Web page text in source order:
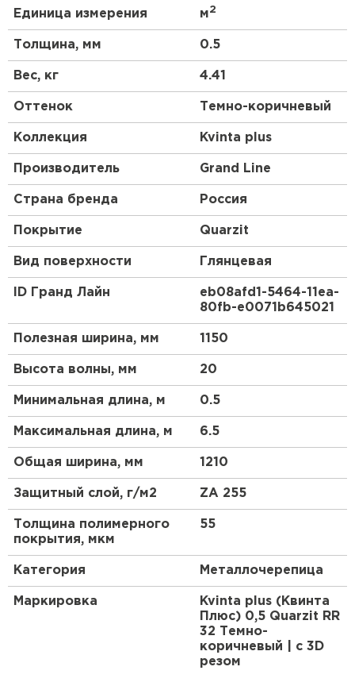
повторяют профиль натуральной черепицы.
3D рез, повторяющий геометрию волны.
Менее заметны горизонтальные стыки.
Единица измерения м2
Толщина, мм 0.5
Вес, кг 4.41
Оттенок Темно-коричневый
Коллекция Kvinta plus
Производитель Grand Line
Страна бренда Россия
Покрытие Quarzit
Вид поверхности Глянцевая
ID Гранд Лайн
eb08afd1-5464-11ea-
80fb-e0071b645021
Полезная ширина, мм 1150
Высота волны, мм 20
Минимальная длина, м 0.5
Максимальная длина, м 6.5
Общая ширина, мм 1210
Защитный слой, г/м2 ZA 255
Толщина полимерного
покрытия, мкм
55
Категория Металлочерепица
Маркировка
Kvinta plus (Квинта
Плюс) 0,5 Quarzit RR
32 Темно-
коричневый | c 3D
резом
Штакетник
Рулонная кровля